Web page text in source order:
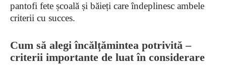
pantofi fete școală și băieți care îndeplinesc ambele
criterii cu succes.
Cum să alegi încălțămintea potrivită –
criterii importante de luat în considerare